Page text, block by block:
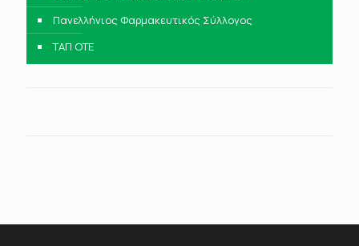
Πανελλήνιος Φαρμακευτικός Σύλλογος
ΤΑΠ ΟΤΕ